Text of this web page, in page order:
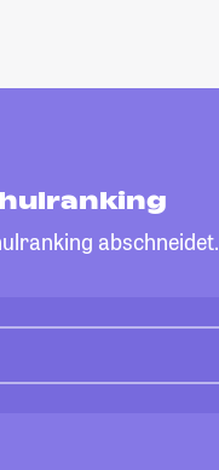
abschneidet.